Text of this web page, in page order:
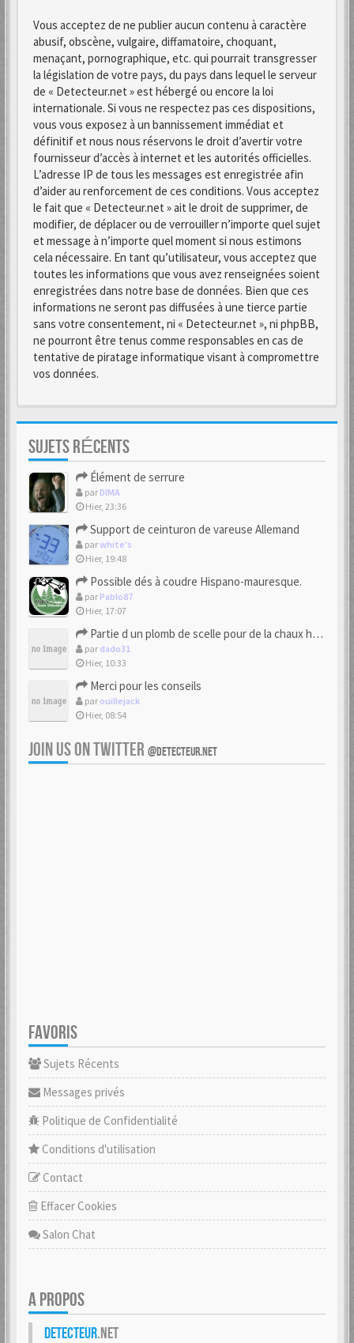
Vous acceptez de ne publier aucun contenu à caractère
abusif, obscène, vulgaire, diffamatoire, choquant,
menaçant, pornographique, etc. qui pourrait transgresser
la législation de votre pays, du pays dans lequel le serveur
de « Detecteur.net » est hébergé ou encore la loi
internationale. Si vous ne respectez pas ces dispositions,
vous vous exposez à un bannissement immédiat et
définitif et nous nous réservons le droit d’avertir votre
fournisseur d’accès à internet et les autorités officielles.
L’adresse IP de tous les messages est enregistrée afin
d’aider au renforcement de ces conditions. Vous acceptez
le fait que « Detecteur.net » ait le droit de supprimer, de
modifier, de déplacer ou de verrouiller n’importe quel sujet
et message à n’importe quel moment si nous estimons
cela nécessaire. En tant qu’utilisateur, vous acceptez que
toutes les informations que vous avez renseignées soient
enregistrées dans notre base de données. Bien que ces
informations ne seront pas diffusées à une tierce partie
sans votre consentement, ni « Detecteur.net », ni phpBB,
ne pourront être tenus comme responsables en cas de
tentative de piratage informatique visant à compromettre
vos données.
SUJETS RÉCENTS
Élément de serrure
par DIMA
Hier, 23:36
Support de ceinturon de vareuse Allemand
parwhite's
Hier, 19:48
Possible dés à coudre Hispano-mauresque.
par Pablo87
Hier, 17:07
Partie d un plomb de scelle pour de la chaux hydraulique
par dado31
Hier, 10:33
Merci pour les conseils
par ouillejack
Hier, 08:54
JOIN US ON TWITTER @DETECTEUR.NET
FAVORIS
Sujets Récents
Messages privés
Politique de Confidentialité
Conditions d'utilisation
Contact
Effacer Cookies
Salon Chat
A PROPOS
Detecteur.net